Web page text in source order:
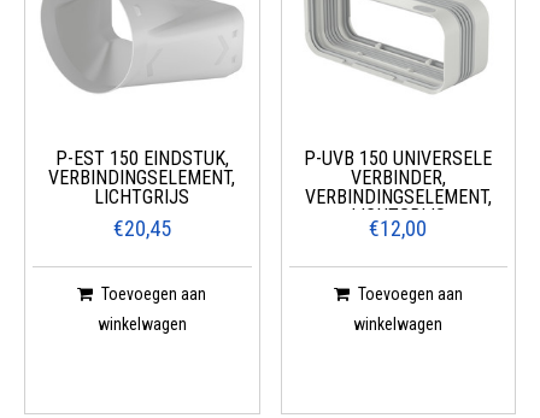
P-EST 150 EINDSTUK,
VERBINDINGSELEMENT,
LICHTGRIJS
€20,45
Toevoegen aan
winkelwagen
P-UVB 150 UNIVERSELE
VERBINDER,
VERBINDINGSELEMENT,
LICHTGRIJS
€12,00
Toevoegen aan
winkelwagen